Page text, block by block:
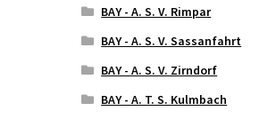
BAY - A. S. V. Rimpar
BAY - A. S. V. Sassanfahrt
BAY - A. S. V. Zirndorf
BAY - A. T. S. Kulmbach